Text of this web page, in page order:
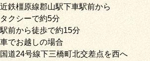
近鉄橿原線郡山駅下車駅前から
タクシーで約5分
駅前から徒歩で約15分
車でお越しの場合
国道24号線下三橋町北交差点を西へ